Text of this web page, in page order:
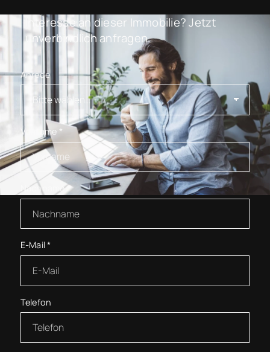
Interesse an dieser Immobilie? Jetzt
unverbindlich anfragen.
Anrede
Vorname *
Nachname*
E-Mail*
Telefon